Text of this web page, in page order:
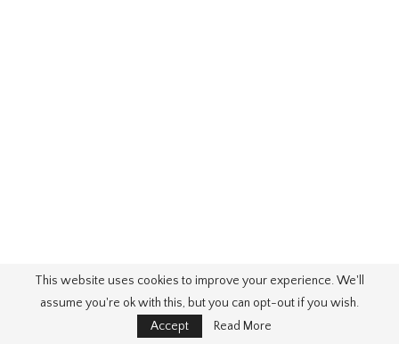
This website uses cookies to improve your experience. We'll
assume you're ok with this, but you can opt-out if you wish.
Accept
Read More